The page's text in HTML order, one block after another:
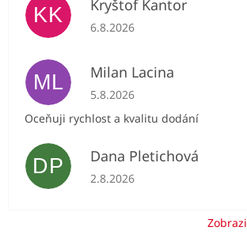
KK Kryštof Kantor
Hodnocení obchodu je 5 z 5
6.8.2026
ML Milan Lacina
Hodnocení obchodu je 5 z 5
5.8.2026
Oceňuji rychlost a kvalitu dodání
DP Dana Pletichová
Hodnocení obchodu je 5 z 5
2.8.2026